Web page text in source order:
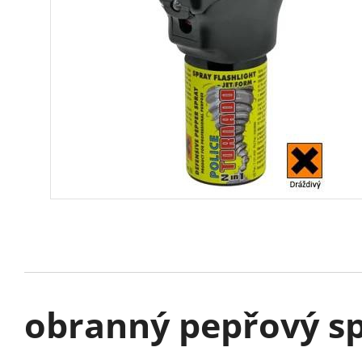
obranný pepřový